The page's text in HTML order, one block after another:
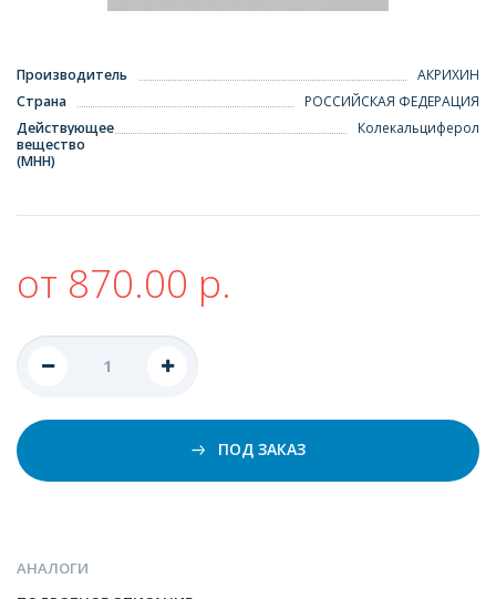
Производитель
АКРИХИН
Страна
РОССИЙСКАЯ ФЕДЕРАЦИЯ
Действующее
вещество
(МНН)
Колекальциферол
от 870.00 р.
ПОД ЗАКАЗ
АНАЛОГИ